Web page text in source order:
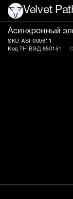
Velvet
Асинхронный
SKU-ASI-000611
Код ТН ВЭД 850151